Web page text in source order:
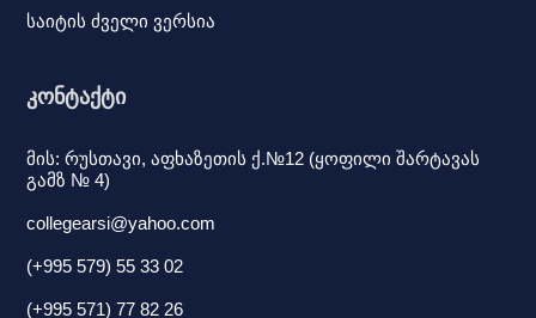
საიტის ძველი ვერსია
კონტაქტი
მის: რუსთავი, აფხაზეთის ქ.№12 (ყოფილი შარტავას
გამზ № 4)
collegearsi@yahoo.com
(+995 579) 55 33 02
(+995 571) 77 82 26